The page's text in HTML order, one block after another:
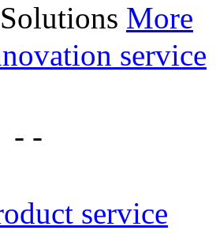
Solutions More
service
- -
service